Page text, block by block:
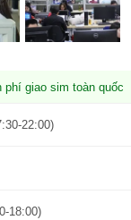
phí giao sim toàn quốc
22:00)
18:00)